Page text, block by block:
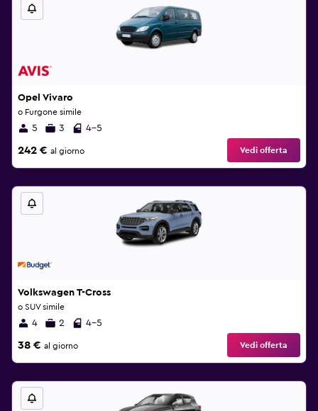
Opel Vivaro
o Furgone simile
5 3 4-5
242 € al giorno Vedi offerta
Volkswagen T-Cross
o SUV simile
4 2 4-5
38 € al giorno Vedi offerta